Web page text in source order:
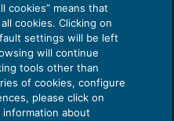
formulazione
in particolare, nella
norma adottata
n. 8053 del 7
Policy
cookies” means that
cookies. Clicking on
settings will be left
will continue
tools other than
of cookies, configure
please click on
information about